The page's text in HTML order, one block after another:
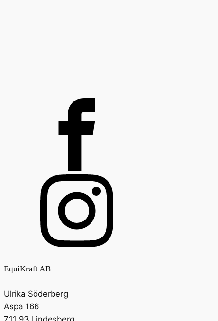
EquiKraft AB
Ulrika Söderberg
Aspa 166
711 93 Lindesberg